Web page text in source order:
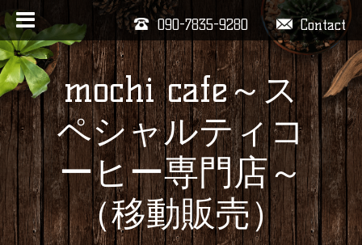
Contact
090-7835-9280
mochi cafe～ス
ペシャルティコ
ーヒー専門店～
（移動販売）